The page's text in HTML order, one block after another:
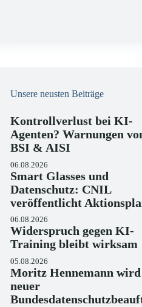
Unsere neusten Beiträge
Kontrollverlust bei KI-
Agenten? Warnungen
BSI & AISI
06.08.2026
Smart Glasses und
Datenschutz: CNIL
veröffentlicht
06.08.2026
Widerspruch gegen KI-
Training bleibt wirksam
05.08.2026
Moritz Hennemann wird
neuer